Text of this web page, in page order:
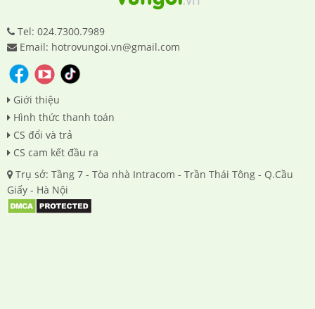
Tel: 024.7300.7989
Email: hotrovungoi.vn@gmail.com
Giới thiệu
Hình thức thanh toán
CS đổi và trả
CS cam kết đầu ra
Trụ sở: Tầng 7 - Tòa nhà Intracom - Trần Thái Tông - Q.Cầu
Giấy - Hà Nội